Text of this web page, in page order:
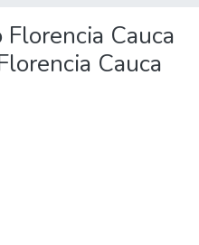
Cauca
Cauca